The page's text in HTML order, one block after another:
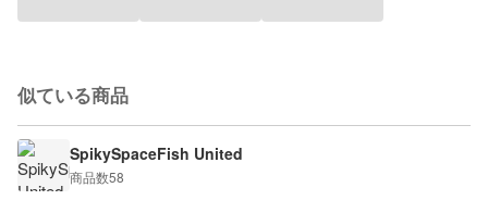
似ている商品
SpikySpaceFish United
商品数58